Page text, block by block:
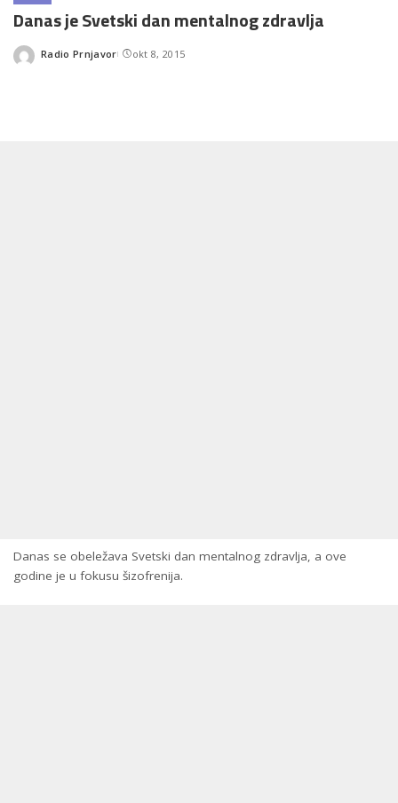
Danas je Svetski dan mentalnog zdravlja
Posted
Radio Prnjavor okt 8, 2015
Danas se obeležava Svetski dan mentalnog zdravlja, a ove
godine je u fokusu šizofrenija.